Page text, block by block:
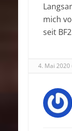
mich
seit
4. Mai 2020